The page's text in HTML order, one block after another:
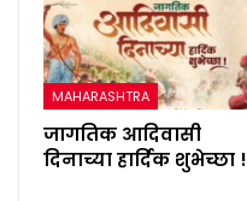
MAHARASHTRA
जागतिक आदिवासी
दिनाच्या हार्दिक शुभेच्छा !